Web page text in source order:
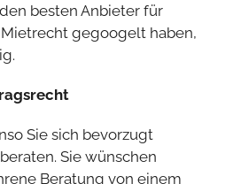
besten Anbieter für
gegoogelt haben,
Sie sich bevorzugt
Sie wünschen
Beratung von einem